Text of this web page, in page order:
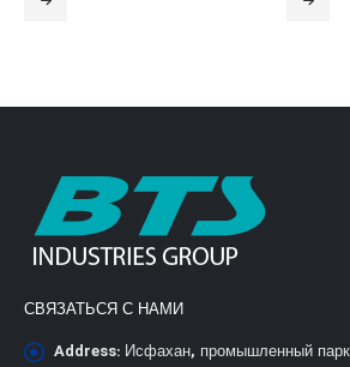
СВЯЗАТЬСЯ С НАМИ
Address: Исфахан, промышленный